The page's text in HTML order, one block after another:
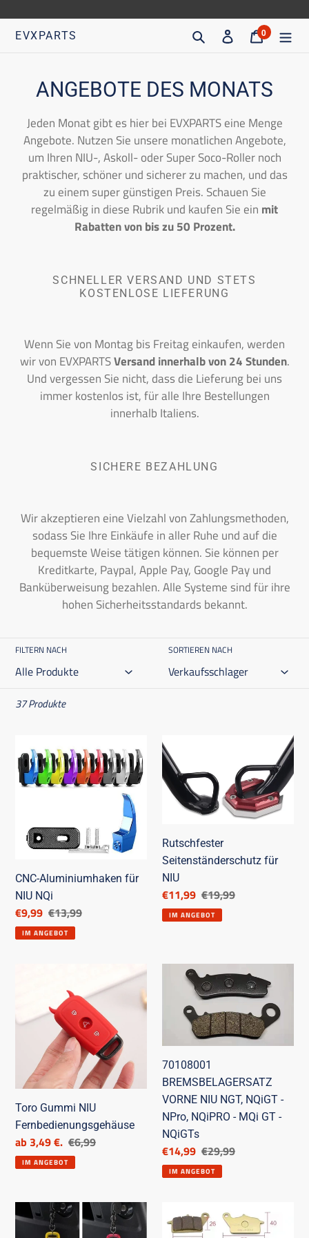
zum
InhaltEVXPARTS Suche Eintragen
Trolley
0Artikel
S
a
m
m
u
ANGEBOTE DES MONATS
Jeden Monat gibt es hier bei EVXPARTS eine Menge
Angebote. Nutzen Sie unsere monatlichen Angebote,
um Ihren NIU-, Askoll- oder Super Soco-Roller noch
praktischer, schöner und sicherer zu machen, und das
zu einem super günstigen Preis. Schauen Sie
regelmäßig in diese Rubrik und kaufen Sie ein mit
Rabatten von bis zu 50 Prozent.
SCHNELLER VERSAND UND STETS
KOSTENLOSE LIEFERUNG
Wenn Sie von Montag bis Freitag einkaufen, werden
wir von EVXPARTSVersand innerhalb von 24 Stunden.
Und vergessen Sie nicht, dass die Lieferung bei uns
immer kostenlos ist, für alle Ihre Bestellungen
innerhalb Italiens.
SICHERE BEZAHLUNG
Wir akzeptieren eine Vielzahl von Zahlungsmethoden,
sodass Sie Ihre Einkäufe in aller Ruhe und auf die
bequemste Weise tätigen können. Sie können per
Kreditkarte, Paypal, Apple Pay, Google Pay und
Banküberweisung bezahlen. Alle Systeme sind für ihre
hohen Sicherheitsstandards bekannt.
FILTERN NACH SORTIEREN NACH
37 Produkte
Aluminiumhaken
für
CNC-Aluminiumhaken für
NIU NQi
Ermäßigter
Preis
€9,99 Listenpreis
€13,99
IM ANGEBOT
Rutschfester
Seitenständerschutz
für
NIU
Rutschfester
Seitenständerschutz für
NIU
Ermäßigter
Preis
€11,99 Listenpreis
€19,99
IM ANGEBOT
Fernbedienungsgehäuse
Toro Gummi NIU
Fernbedienungsgehäuse
Ermäßigter
Preis
ab 3,49 €. Listenpreis
€6,99
IM ANGEBOT
70108001
BREMSBELAGERSATZ
VORNE
NQiGT
-
NPro,
NQiPRO
-
MQi
GT
-
70108001
BREMSBELAGERSATZ
VORNE NIU NGT, NQiGT -
NPro, NQiPRO - MQi GT -
NQiGTs
Ermäßigter
Preis
€14,99 Listenpreis
€29,99
IM ANGEBOT
NIU
Weichgummi-
BREMSBELAGSATZ